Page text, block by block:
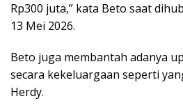
Rp300 juta,” kata Beto saat
13 Mei 2026.
Beto juga membantah adanya
secara kekeluargaan seperti
Herdy.